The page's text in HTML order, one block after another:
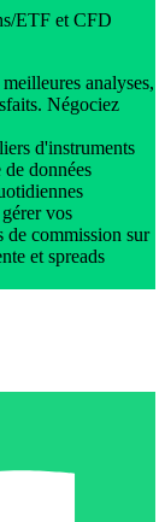
ETF et CFD
analyses,
Négociez
d'instruments
données
vos
de commission sur
et spreads